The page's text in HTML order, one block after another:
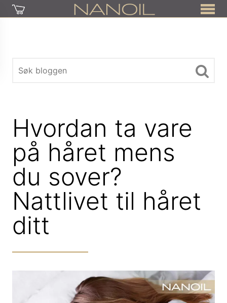
Hvordan ta vare
på håret mens
du sover?
Nattlivet til håret
ditt